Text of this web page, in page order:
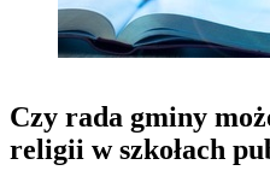
Czy rada gminy
religii w szkołach